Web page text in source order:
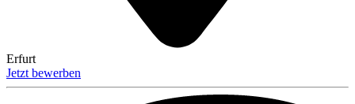
Erfurt
Jetzt bewerben